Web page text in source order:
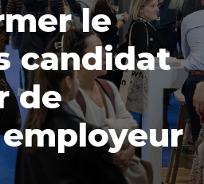
le
candidat
de